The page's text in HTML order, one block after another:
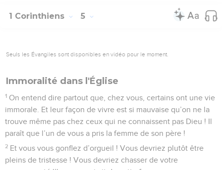
1 Corinthiens 5
Seuls les Évangiles sont disponibles en vidéo pour le moment.
Immoralité dans l'Église
1 On entend dire partout que, chez vous, certains ont une vie
immorale. Et leur façon de vivre est si mauvaise qu’on ne la
trouve même pas chez ceux qui ne connaissent pas Dieu ! Il
paraît que l’un de vous a pris la femme de son père !
2 Et vous vous gonflez d’orgueil ! Vous devriez plutôt être
pleins de tristesse ! Vous devriez chasser de votre